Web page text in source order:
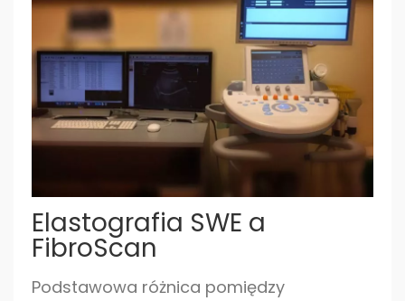
Elastografia SWE a
FibroScan
Podstawowa różnica pomiędzy